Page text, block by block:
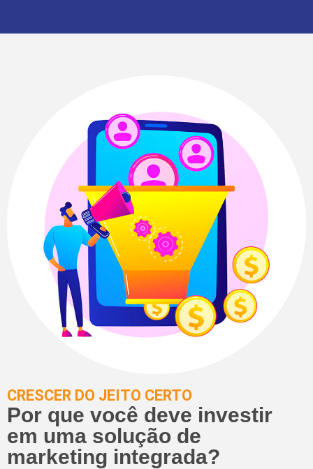
CRESCER DO JEITO CERTO
Por que você deve investir
em uma solução de
marketing integrada?